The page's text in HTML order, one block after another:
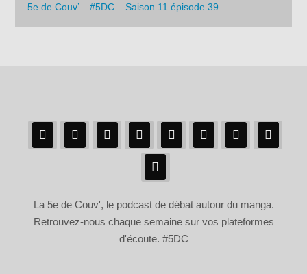
5e de Couv’ – #5DC – Saison 11 épisode 39
La 5e de Couv', le podcast de débat autour du manga.
Retrouvez-nous chaque semaine sur vos plateformes
d'écoute. #5DC